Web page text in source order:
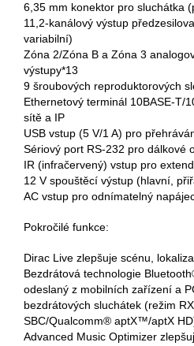
6,35 mm konektor pro sluchátka
11,2-kanálový výstup
variabilní)
Zóna 2/Zóna B a Zóna 3
výstupy*13
9 šroubových reproduktorových
Ethernetový terminál 10BASE-T/
sítě a IP
USB vstup (5 V/1 A) pro
Sériový port RS-232 pro dálkové
IR (infračervený) vstup pro
12 V spouštěcí výstup (hlavní,
AC vstup pro odnímatelný
Pokročilé funkce:
Dirac Live zlepšuje scénu,
Bezdrátová technologie
odeslaný z mobilních zařízení a
bezdrátových sluchátek (režim
SBC/Qualcomm® aptX™/aptX
Advanced Music Optimizer